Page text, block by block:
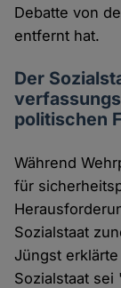
Debatte von
entfernt hat.
Der
politischen
Während
für
Sozialstaat
Jüngst
Sozialstaat